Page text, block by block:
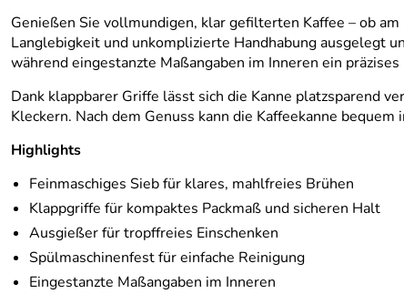
Genießen Sie vollmundigen, klar gefilterten Kaffee – ob
Langlebigkeit und unkomplizierte Handhabung ausgelegt
während eingestanzte Maßangaben im Inneren ein
Dank klappbarer Griffe lässt sich die Kanne platzsparend
Kleckern. Nach dem Genuss kann die Kaffeekanne
Highlights
Feinmaschiges Sieb für klares, mahlfreies Brühen
Klappgriffe für kompaktes Packmaß und sicheren Halt
Ausgießer für tropffreies Einschenken
Spülmaschinenfest für einfache Reinigung
Eingestanzte Maßangaben im Inneren